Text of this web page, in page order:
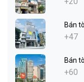
Bán
+47
Bán
+60